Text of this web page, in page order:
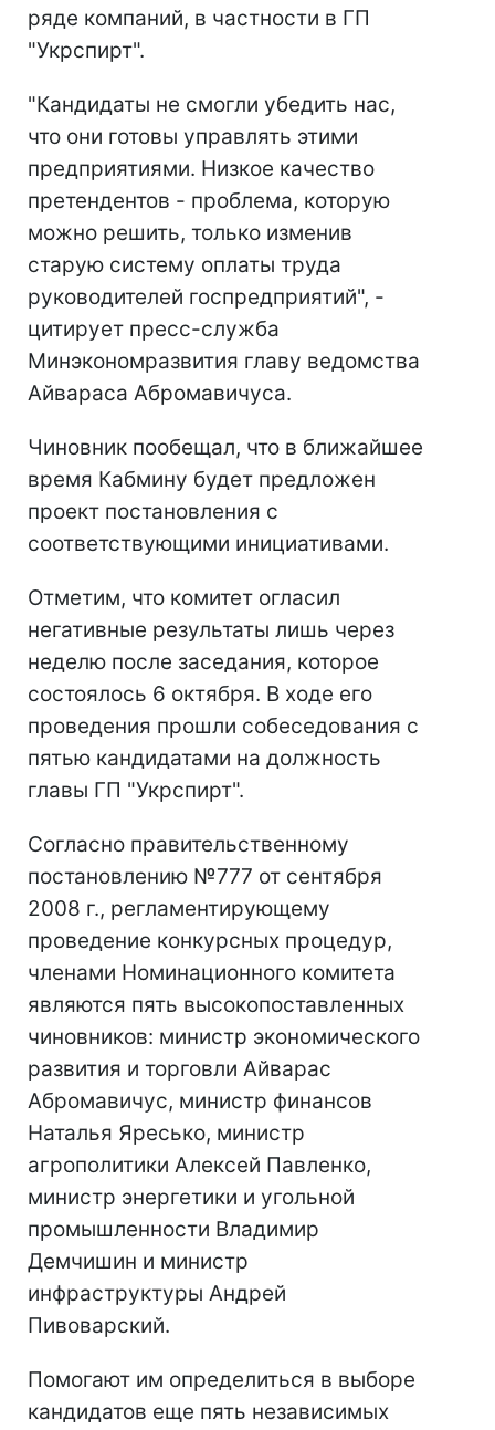
ряде компаний, в частности в ГП
"Укрспирт".
"Кандидаты не смогли убедить нас,
что они готовы управлять этими
предприятиями. Низкое качество
претендентов - проблема, которую
можно решить, только изменив
старую систему оплаты труда
руководителей госпредприятий", -
цитирует пресс-служба
Минэкономразвития главу ведомства
Айвараса Абромавичуса.
Чиновник пообещал, что в ближайшее
время Кабмину будет предложен
проект постановления с
соответствующими инициативами.
Отметим, что комитет огласил
негативные результаты лишь через
неделю после заседания, которое
состоялось 6 октября. В ходе его
проведения прошли собеседования с
пятью кандидатами на должность
главы ГП "Укрспирт".
Согласно правительственному
постановлению №777 от сентября
2008 г., регламентирующему
проведение конкурсных процедур,
членами Номинационного комитета
являются пять высокопоставленных
чиновников: министр экономического
развития и торговли Айварас
Абромавичус, министр финансов
Наталья Яресько, министр
агрополитики Алексей Павленко,
министр энергетики и угольной
промышленности Владимир
Демчишин и министр
инфраструктуры Андрей
Пивоварский.
Помогают им определиться в выборе
кандидатов еще пять независимых